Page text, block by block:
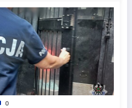
0